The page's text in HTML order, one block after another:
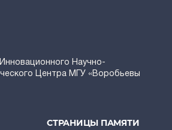
Научно-
Центра МГУ «Воробьевы
СТРАНИЦЫ ПАМЯТИ